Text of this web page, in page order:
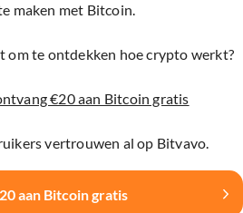
maken met Bitcoin.
om te ontdekken hoe crypto werkt?
€20 aan Bitcoin gratis
vertrouwen al op Bitvavo.
aan Bitcoin gratis